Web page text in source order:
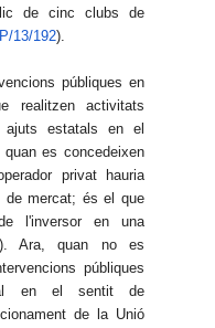
de cinc clubs de
IP/13/192).
públiques en
realitzen activitats
ajuts estatals en el
es concedeixen
privat hauria
de mercat; és el que
l'inversor en una
Ara, quan no es
públiques
en el sentit de
de la Unió